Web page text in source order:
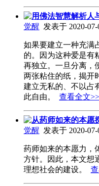
用佛法智慧解析人
觉醒 发表于 2020-07-
如果要建立一种充满
的。因为这种爱是有
再独立。一旦分离，
两张粘住的纸，揭开
建立无私的、不以占
此自由。 查看全文>>
从药师如来的本愿
觉醒 发表于 2020-07-
药师如来的本愿力，
方针。因此，本文想
理想社会的建设。